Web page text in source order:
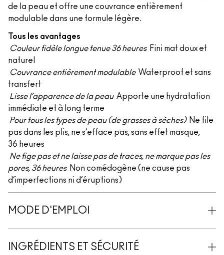
de la peau et offre une couvrance entièrement
modulable dans une formule légère.
Tous les avantages
Couleur fidèle longue tenue 36 heures Fini mat doux et
naturel
Couvrance entièrement modulable Waterproof et sans
transfert
Lisse l’apparence de la peau Apporte une hydratation
immédiate et à long terme
Pour tous les types de peau (de grasses à sèches) Ne file
pas dans les plis, ne s’efface pas, sans effet masque,
36 heures
Ne fige pas et ne laisse pas de traces, ne marque pas les
pores, 36 heures Non comédogène (ne cause pas
d’imperfections ni d’éruptions)
MODE D'EMPLOI
INGRÉDIENTS ET SÉCURITÉ